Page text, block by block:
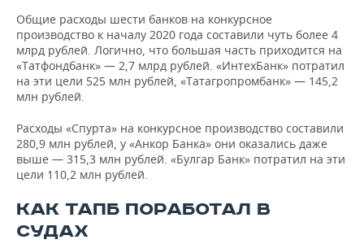
Общие расходы шести банков на конкурсное
производство к началу 2020 года составили чуть более 4
млрд рублей. Логично, что большая часть приходится на
«Татфондбанк» — 2,7 млрд рублей. «ИнтехБанк» потратил
на эти цели 525 млн рублей, «Татагропромбанк» — 145,2
млн рублей.
Расходы «Спурта» на конкурсное производство составили
280,9 млн рублей, у «Анкор Банка» они оказались даже
выше — 315,3 млн рублей. «Булгар Банк» потратил на эти
цели 110,2 млн рублей.
КАК ТАПБ ПОРАБОТАЛ В
СУДАХ